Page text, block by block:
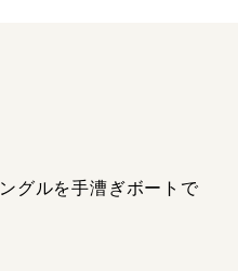
グルを手漕ぎボートで